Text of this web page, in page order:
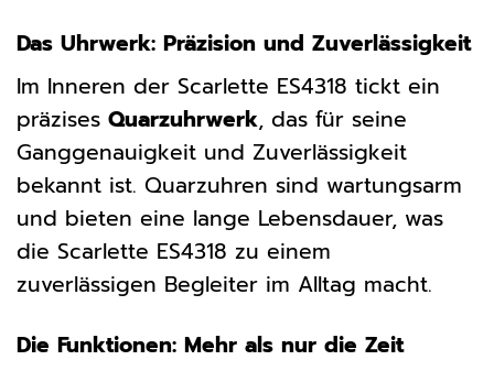
Das Uhrwerk: Präzision und Zuverlässigkeit
Im Inneren der Scarlette ES4318 tickt ein
präzises Quarzuhrwerk, das für seine
Ganggenauigkeit und Zuverlässigkeit
bekannt ist. Quarzuhren sind wartungsarm
und bieten eine lange Lebensdauer, was
die Scarlette ES4318 zu einem
zuverlässigen Begleiter im Alltag macht.
Die Funktionen: Mehr als nur die Zeit